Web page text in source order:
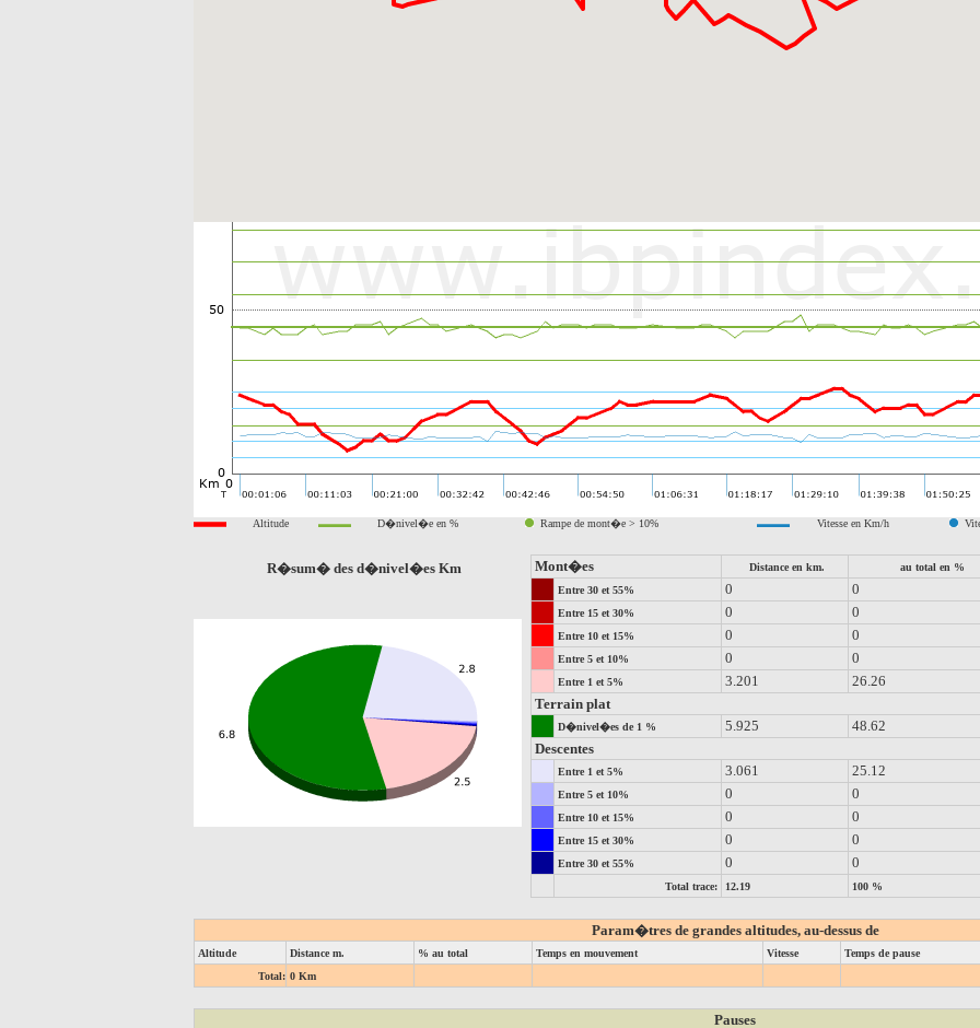
Altitude D�nivel�e en % Rampe de mont�e > 10% Vitesse en Km/h
R�sum� des d�nivel�es Km Mont�es Distance en km.
au total en %
Entre 30 et 55%
0 0
Entre 15 et 30% 0 0
Entre 10 et 15% 0 0
Entre 5 et 10% 0 0
Entre 1 et 5% 3.201
26.26
Terrain plat
D�nivel�es de 1 % 5.925
48.62
Descentes
Entre 1 et 5% 3.061 25.12
Entre 5 et 10% 0 0
Entre 10 et 15% 0 0
Entre 15 et 30% 0 0
Entre 30 et 55% 0 0
Total trace: 12.19 100 %
Param�tres de grandes altitudes, au-dessus de
Altitude Distance m. % au total Temps en mouvement Vitesse
Temps de pause
Total: 0 Km
Pauses